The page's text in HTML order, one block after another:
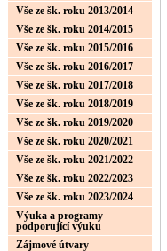
Vše ze šk. roku 2013/2014
Vše ze šk. roku 2014/2015
Vše ze šk. roku 2015/2016
Vše ze šk. roku 2016/2017
Vše ze šk. roku 2017/2018
Vše ze šk. roku 2018/2019
Vše ze šk. roku 2019/2020
Vše ze šk. roku 2020/2021
Vše ze šk. roku 2021/2022
Vše ze šk. roku 2022/2023
Vše ze šk. roku 2023/2024
Výuka a programy
podporující výuku
Zájmové útvary